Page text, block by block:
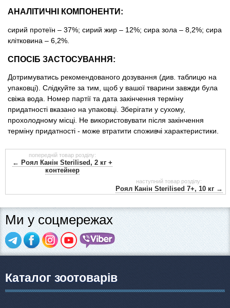
АНАЛІТИЧНІ КОМПОНЕНТИ:
сирий протеїн – 37%; сирий жир – 12%; сира зола – 8,2%; сира
клітковина – 6,2%.
СПОСІБ ЗАСТОСУВАННЯ:
Дотримуватись рекомендованого дозування (див. таблицю на
упаковці). Слідкуйте за тим, щоб у вашої тварини завжди була
свіжа вода. Номер партії та дата закінчення терміну
придатності вказано на упаковці. Зберігати у сухому,
прохолодному місці. Не використовувати після закінчення
терміну придатності - може втратити споживчі характеристики.
попередній товар розділу:
← Роял Канін Sterilised, 2 кг +
контейнер
наступний товар розділу:
Роял Канін Sterilised 7+, 10 кг →
Ми у соцмережах
Каталог зоотоварів